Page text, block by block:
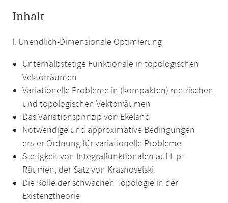
Inhalt
I. Unendlich-Dimensionale Optimierung
Unterhalbstetige Funktionale in topologischen
Vektorräumen
Variationelle Probleme in (kompakten) metrischen
und topologischen Vektorräumen
Das Variationsprinzip von Ekeland
Notwendige und approximative Bedingungen
erster Ordnung für variationelle Probleme
Stetigkeit von Integralfunktionalen auf L-p-
Räumen, der Satz von Krasnoselski
Die Rolle der schwachen Topologie in der
Existenztheorie